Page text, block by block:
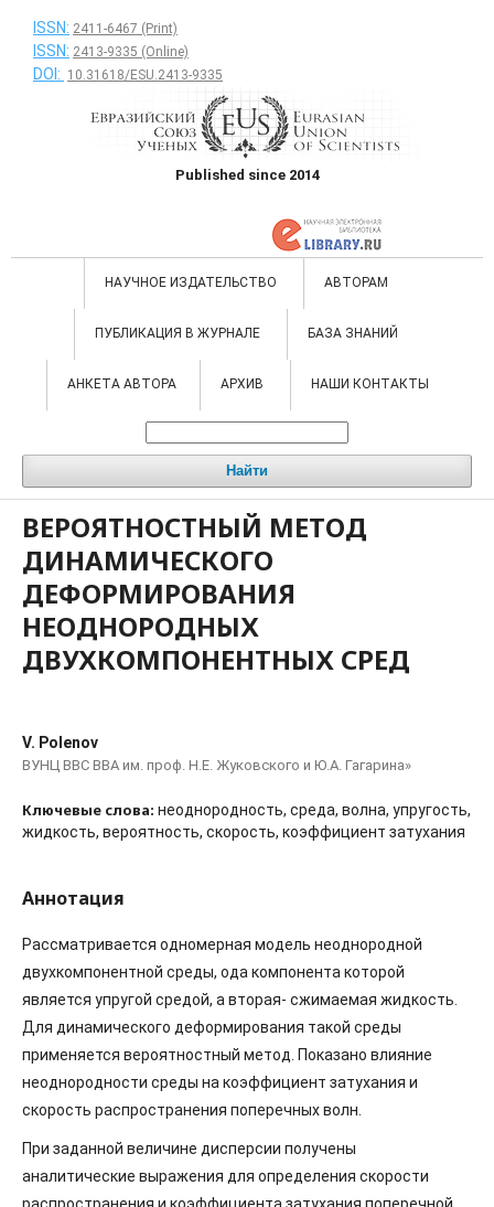
ISSN: 2411-6467 (Print)
ISSN: 2413-9335 (Online)
DOI: 10.31618/ESU.2413-9335
Published since 2014
НАУЧНОЕ ИЗДАТЕЛЬСТВО АВТОРАМ
ПУБЛИКАЦИЯ В ЖУРНАЛЕ БАЗА ЗНАНИЙ
АНКЕТА АВТОРА АРХИВ НАШИ КОНТАКТЫ
Найти
ВЕРОЯТНОСТНЫЙ МЕТОД
ДИНАМИЧЕСКОГО
ДЕФОРМИРОВАНИЯ
НЕОДНОРОДНЫХ
ДВУХКОМПОНЕНТНЫХ СРЕД
V. Polenov
ВУНЦ ВВС ВВА им. проф. Н.Е. Жуковского и Ю.А. Гагарина»
Ключевые слова: неоднородность, среда, волна, упругость,
жидкость, вероятность, скорость, коэффициент затухания
Аннотация
Рассматривается одномерная модель неоднородной
двухкомпонентной среды, ода компонента которой
является упругой средой, а вторая- сжимаемая жидкость.
Для динамического деформирования такой среды
применяется вероятностный метод. Показано влияние
неоднородности среды на коэффициент затухания и
скорость распространения поперечных волн.
При заданной величине дисперсии получены
аналитические выражения для определения скорости